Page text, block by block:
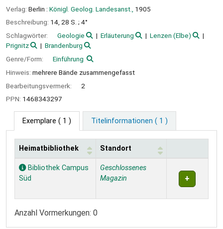
Verlag: Berlin : Königl. Geolog. Landesanst.,
1905
Beschreibung: 14, 28 S. ; 4°
Schlagwörter:
Geologie Erläuterung
Lenzen (Elbe)
Prignitz
Brandenburg
Genre/Form:
Einführung
Hinweis: mehrere Bände zusammengefasst
Bearbeitungsvermerk:
2
PPN: 1468343297
Exemplare ( 1 ) Titelinformationen ( 1 )
Exemplare
Heimatbibliothek Standort
Bibliothek Campus
Süd
Geschlossenes
Magazin
Anzahl Vormerkungen: 0